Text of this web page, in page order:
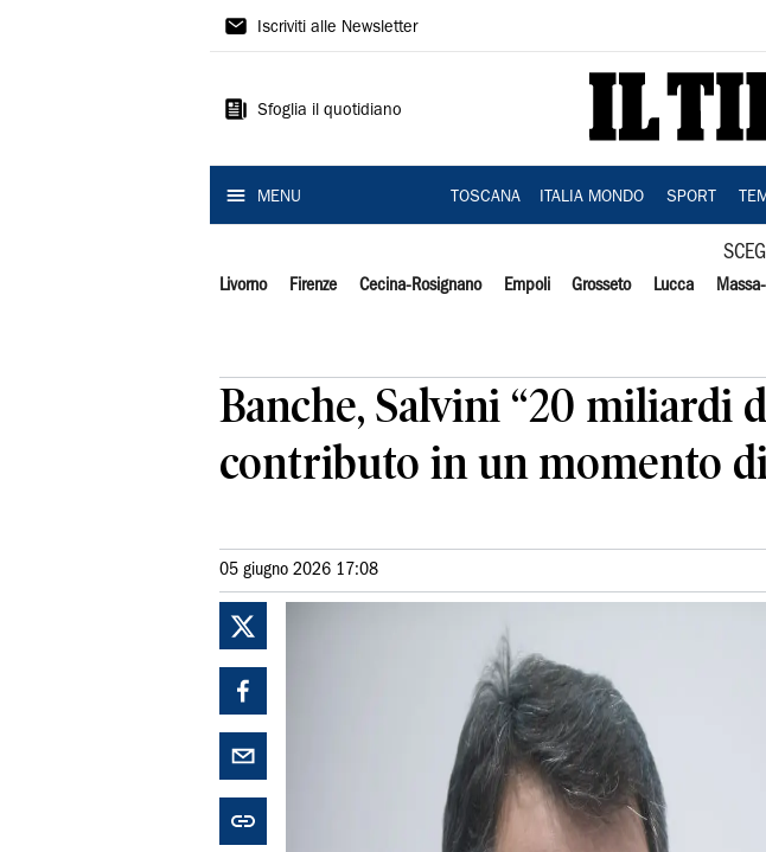
Il
Iscriviti alle Newsletter
Sfoglia il quotidiano
MENU TOSCANA ITALIA MONDO SPORT
Livorno Firenze Cecina-Rosignano Empoli Grosseto Lucca
Banche, Salvini “20 miliardi
contributo in un momento
05 giugno 2026 17:08